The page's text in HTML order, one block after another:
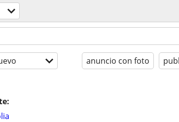
anuncio con foto